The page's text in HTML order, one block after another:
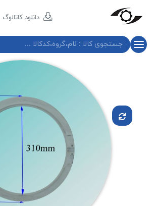
دانلود کاتالوگ